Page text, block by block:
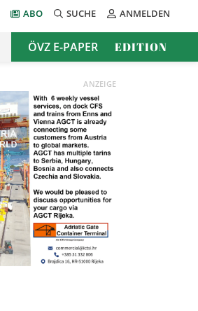
ABO SUCHE ANMELDEN
ÖVZ E-PAPER EDITION
ANZEIGE